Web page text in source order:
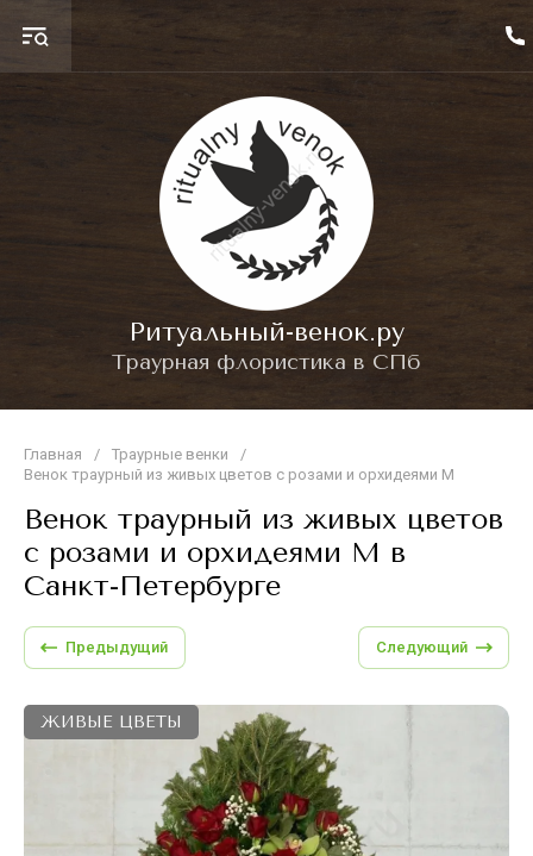
Ритуальный-венок.ру
Траурная флористика в СПб
Главная / Траурные венки
/
Венок траурный из живых цветов с розами и орхидеями M
Венок траурный из живых цветов
с розами и орхидеями M в
Санкт-Петербурге
Предыдущий Следующий
ЖИВЫЕ ЦВЕТЫ